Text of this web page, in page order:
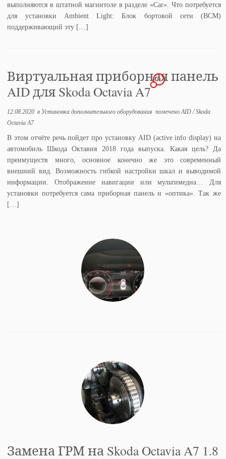
выполняются в штатной магнитоле в разделе «Car». Что потребуется
для установки Ambient Light: Блок бортовой сети (BCM)
поддерживающий эту […]
Виртуальная приборная панель
AID для Skoda Octavia A7
11
12.08.2020 в Установка дополнительного оборудования помеченоAID/Skoda
Octavia A7
В этом отчёте речь пойдет про установку AID (active info display) на
автомобиль Шкода Октавия 2018 года выпуска. Какая цель? Да
преимуществ много, основное конечно же это современный
внешний вид. Возможность гибкой настройки шкал и выводимой
информации. Отображение навигации или мультимедиа… Для
установки потребуется сама приборная панель и «оптика». Так же
[…]
Замена ГРМ на Skoda Octavia A7 1.8